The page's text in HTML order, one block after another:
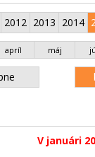
2012 2013 2014
apríl máj
V januári